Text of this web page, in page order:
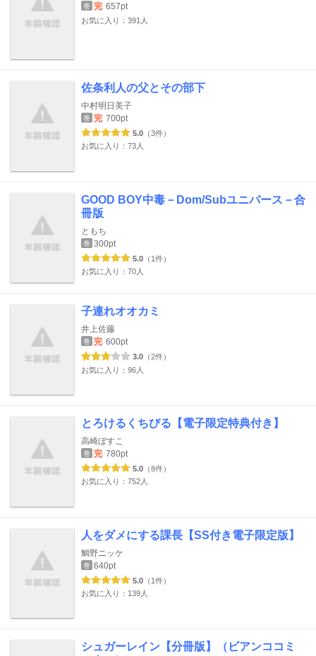
巻 完 657pt
お気に入り：391人
佐条利人の父とその部下
中村明日美子
巻 完 700pt
5.0 （3件）
お気に入り：73人
GOOD BOY中毒－Dom/Subユニバース－合
冊版
ともち
巻 300pt
5.0 （1件）
お気に入り：70人
子連れオオカミ
井上佐藤
巻 完 600pt
3.0 （2件）
お気に入り：96人
とろけるくちびる【電子限定特典付き】
高崎ぼすこ
巻 完 780pt
5.0 （8件）
お気に入り：752人
人をダメにする課長【SS付き電子限定版】
鯛野ニッケ
巻 640pt
5.0 （1件）
お気に入り：139人
シュガーレイン【分冊版】（ビアンココミ